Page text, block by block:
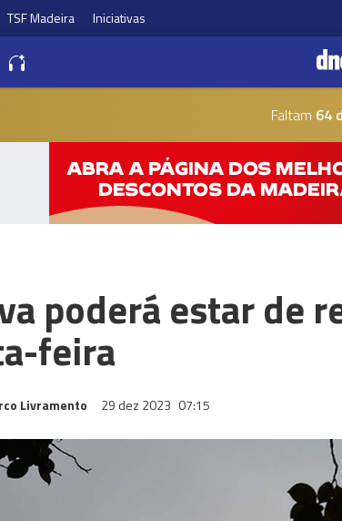
TSF Madeira Iniciativas
Faltam 64
poderá estar de
feira
Livramento 29 dez 2023 07:15